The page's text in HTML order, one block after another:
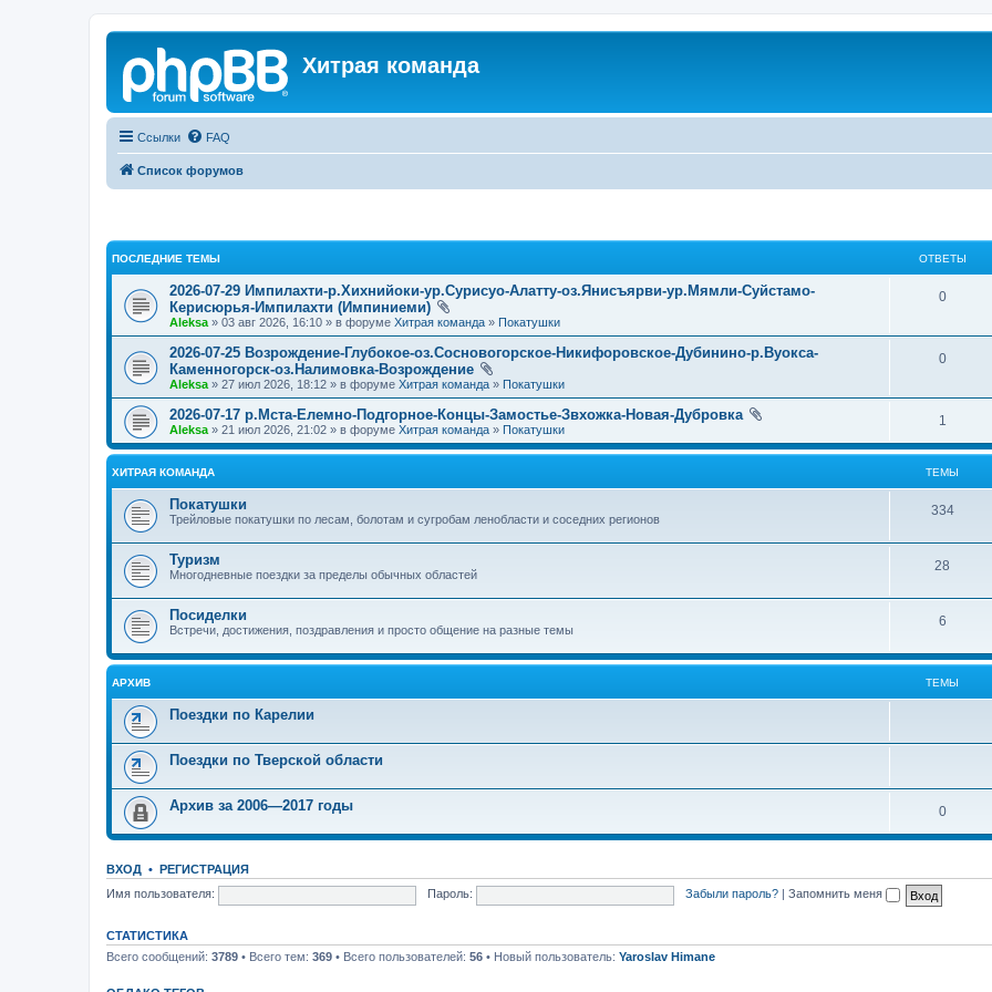
Хитрая команда
Ссылки FAQ
Список форумов
ПОСЛЕДНИЕ ТЕМЫ ОТВЕТЫ
2026-07-29 Импилахти-р.Хихнийоки-ур.Сурисуо-Алатту-оз.Янисъярви-ур.Мямли-Суйстамо-
Керисюрья-Импилахти (Импиниеми)
Aleksa » 03 авг 2026, 16:10 » в форуме Хитрая команда » Покатушки
0
2026-07-25 Возрождение-Глубокое-оз.Сосновогорское-Никифоровское-Дубинино-р.Вуокса-
Каменногорск-оз.Налимовка-Возрождение
Aleksa » 27 июл 2026, 18:12 » в форуме Хитрая команда » Покатушки
0
2026-07-17 р.Мста-Елемно-Подгорное-Концы-Замостье-Звхожка-Новая-Дубровка
Aleksa » 21 июл 2026, 21:02 » в форуме Хитрая команда » Покатушки
1
ХИТРАЯ КОМАНДА ТЕМЫ
Покатушки
Трейловые покатушки по лесам, болотам и сугробам ленобласти и соседних регионов
334
Туризм
Многодневные поездки за пределы обычных областей
28
Посиделки
Встречи, достижения, поздравления и просто общение на разные темы
6
АРХИВ ТЕМЫ
Поездки по Карелии
Поездки по Тверской области
Архив за 2006—2017 годы 0
ВХОД • РЕГИСТРАЦИЯ
Имя пользователя:
Пароль: Забыли пароль? Запомнить меня
СТАТИСТИКА
Всего сообщений: 3789 • Всего тем: 369 • Всего пользователей: 56 • Новый пользователь: Yaroslav Himane